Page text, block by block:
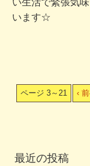
い生活で緊張気
います☆
ページ 3～21 ‹
最近の投稿